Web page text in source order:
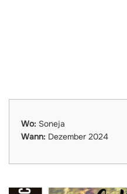
Wo: Soneja
Wann: Dezember 2024